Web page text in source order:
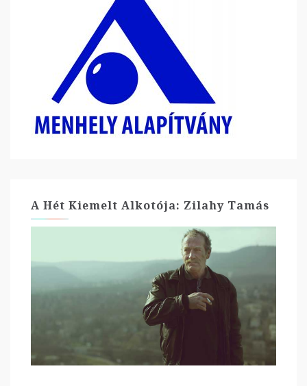
A Hét Kiemelt Alkotója: Zilahy Tamás